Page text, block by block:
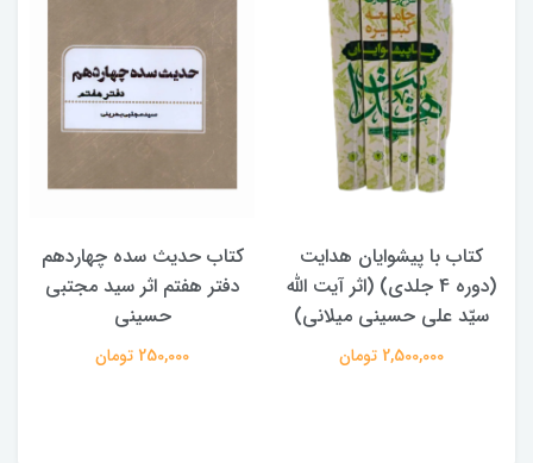
کتاب حدیث سده چهاردهم
دفتر هفتم اثر سید مجتبی
حسینی
250,000 تومان
کتاب آفاق الولایه فی فقه
الامامه (2 جلدی)
950,000 تومان